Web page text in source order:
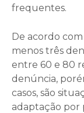
frequentes.
De acordo
menos três
entre 60 e 80
denúncia,
casos, são
adaptação por